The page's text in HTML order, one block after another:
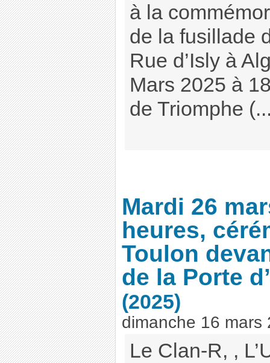
à la
de la fusillade
Rue d’Isly à
Mars 2025 à
de Triomphe
Mardi 26
heures,
Toulon
de la Porte
(2025)
dimanche 16 mars
Le Clan-R, ,